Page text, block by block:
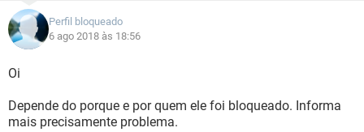
Perfil bloqueado
6 ago 2018 às 18:56
Oi
Depende do porque e por quem ele foi bloqueado. Informa
mais precisamente problema.